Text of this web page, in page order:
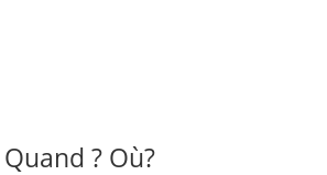
Quand ? Où?